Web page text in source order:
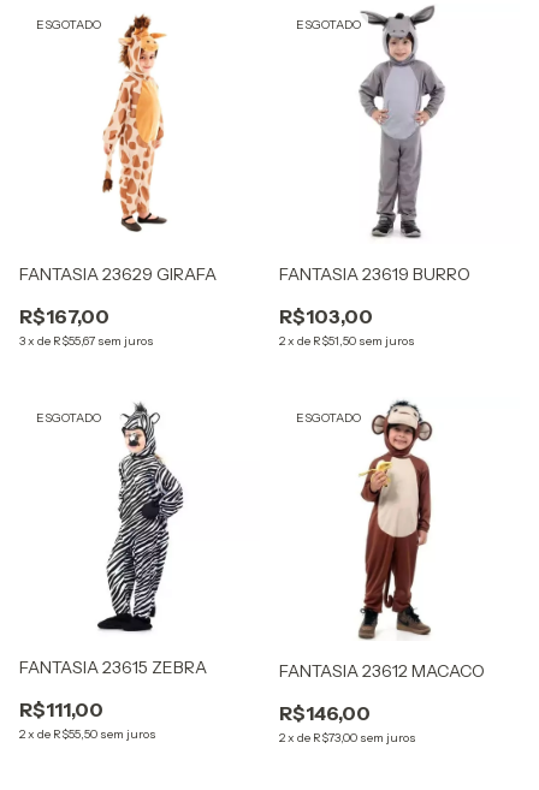
ESGOTADO
FANTASIA 23629 GIRAFA
R$167,00
3x de R$55,67 sem juros
ESGOTADO
FANTASIA 23619 BURRO
R$103,00
2x de R$51,50 sem juros
ESGOTADO
FANTASIA 23615 ZEBRA
R$111,00
2x de R$55,50 sem juros
ESGOTADO
FANTASIA 23612 MACACO
R$146,00
2x de R$73,00 sem juros